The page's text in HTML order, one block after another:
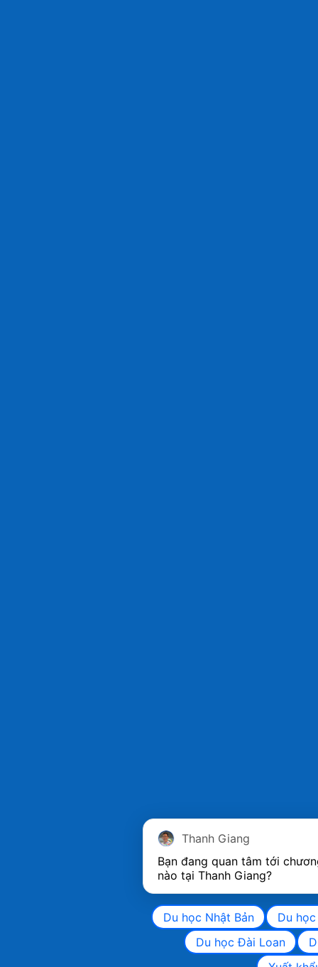
Thanh Giang
Bạn đang quan tâm tới
nào tại Thanh Giang?
Du học Nhật Bản
Du
Du học Đài Loan